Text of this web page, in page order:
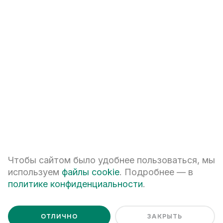
Я ознакомлен с
Политикой обработки персональных данных
Чтобы сайтом было удобнее пользоваться, мы
используем файлы cookie. Подробнее — в
политике конфиденциальности.
ОТЛИЧНО ЗАКРЫТЬ